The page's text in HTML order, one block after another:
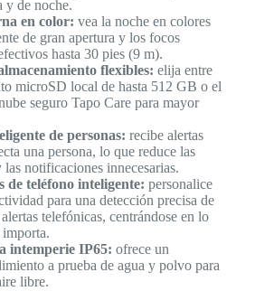
y de noche.
en color: vea la noche en colores
de gran apertura y los focos
hasta 30 pies (9 m).
flexibles: elija entre
microSD local de hasta 512 GB o el
seguro Tapo Care para mayor
de personas: recibe alertas
una persona, lo que reduce las
las notificaciones innecesarias.
de teléfono inteligente: personalice
para una detección precisa de
telefónicas, centrándose en lo
importa.
intemperie IP65: ofrece un
a prueba de agua y polvo para
libre.